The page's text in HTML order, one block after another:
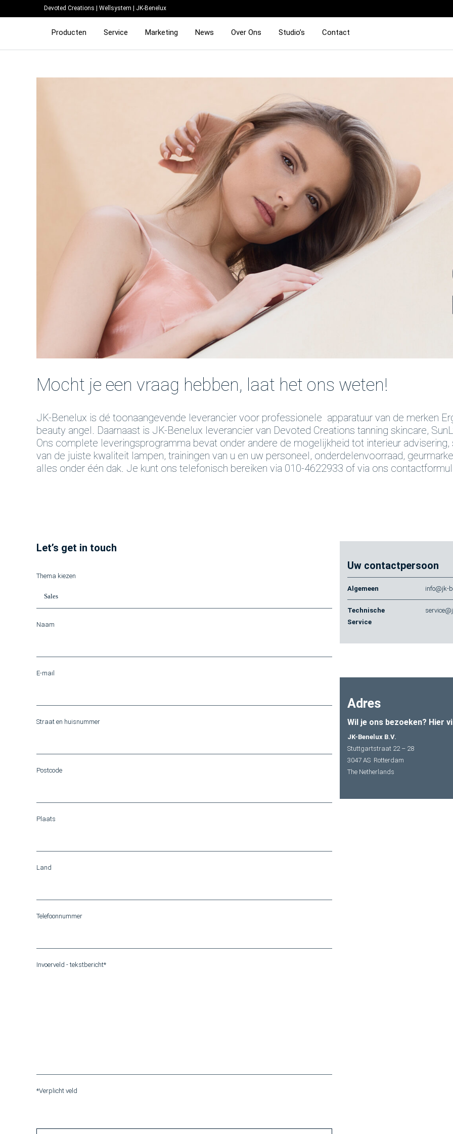
Devoted Creations Wellsystem JK-Benelux
Producten Service Marketing News Over Ons Studio’s Contact
Mocht je een vraag hebben, laat het ons weten!
JK-Benelux is dé toonaangevende leverancier voor professionele apparatuur van de merken
beauty angel. Daarnaast is JK-Benelux leverancier van Devoted Creations tanning skincare,
Ons complete leveringsprogramma bevat onder andere de mogelijkheid tot interieur
van de juiste kwaliteit lampen, trainingen van u en uw personeel, onderdelenvoorraad,
alles onder één dak. Je kunt ons telefonisch bereiken via 010-4622933 of via ons
Let’s get in touch
Thema kiezen
Naam
E-mail
Straat en huisnummer
Postcode
Plaats
Land
Telefoonnummer
Invoerveld - tekstbericht*
*Verplicht veld
Uw contactpersoon
Algemeen info@jk-
Technische
Service
Adres
Wil je ons bezoeken? Hier
JK-Benelux B.V.
Stuttgartstraat 22 – 28
3047 AS Rotterdam
The Netherlands